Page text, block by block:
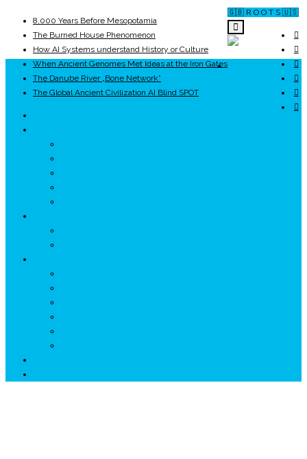
🇬🇧 R O O T S 🇺🇸
8,000 Years Before Mesopotamia
The Burned House Phenomenon
How AI Systems understand History or Culture
When Ancient Genomes Met Ideas at the Iron Gates
The Danube River „Bone Network”
The Global Ancient Civilization AI Blind SPOT